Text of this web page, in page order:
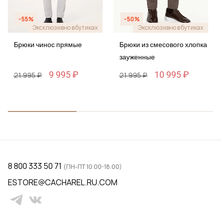
-55%
Эксклюзивно в бутиках
Брюки чинос прямые
21 995 ₽ 9 995 ₽
-50%
Эксклюзивно в бутиках
Брюки из смесового хлопка
зауженные
21 995 ₽ 10 995 ₽
8 800 333 50 71 (ПН-ПТ 10:00-18:00)
ESTORE@CACHAREL.RU.COM